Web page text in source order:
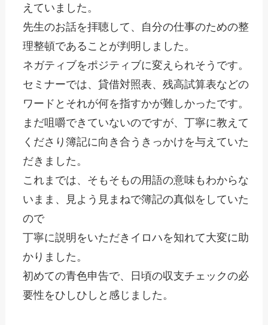
えていました。
先生のお話を拝聴して、自分の仕事のための整
理整頓であることが判明しました。
ネガティブをポジティブに変えられそうです。
セミナーでは、貸借対照表、残高試算表などの
ワードとそれが何を指すかが難しかったです。
まだ咀嚼できていないのですが、丁寧に教えて
くださり簿記に向き合うきっかけを与えていた
だきました。
これまでは、そもそもの用語の意味もわからな
いまま、見よう見まねで簿記の真似をしていた
ので
丁寧に説明をいただきイロハを知れて大変に助
かりました。
初めての青色申告で、日頃の収支チェックの必
要性をひしひしと感じました。